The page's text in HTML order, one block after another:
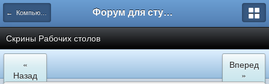
← Компьютеры и Интернет Форум для студента СГА
Скрины Рабочих столов
«
Назад
Вперед
»